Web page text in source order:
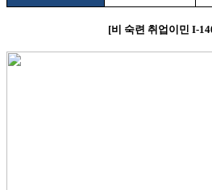
[비 숙련 취업이민 I-